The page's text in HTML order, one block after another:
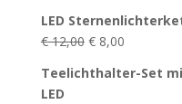
LED
€12,00 Ursprünglicher
war:
€8,00Aktueller
ist:
Teelichthalter-Set
LED